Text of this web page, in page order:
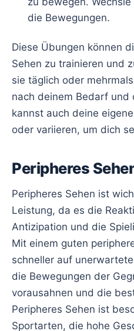
die Bewegungen.
Diese Übungen können
Sehen zu trainieren und
sie täglich oder
nach deinem Bedarf und
kannst auch deine
oder variieren, um dich
Peripheres
Peripheres Sehen ist
Leistung, da es die
Antizipation und die
Mit einem guten
schneller auf
die Bewegungen der
vorausahnen und die
Peripheres Sehen ist
Sportarten, die hohe